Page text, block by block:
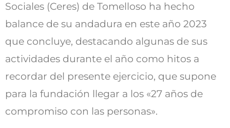
Sociales (Ceres) de Tomelloso ha hecho
balance de su andadura en este año 2023
que concluye, destacando algunas de sus
actividades durante el año como hitos a
recordar del presente ejercicio, que supone
para la fundación llegar a los «27 años de
compromiso con las personas».